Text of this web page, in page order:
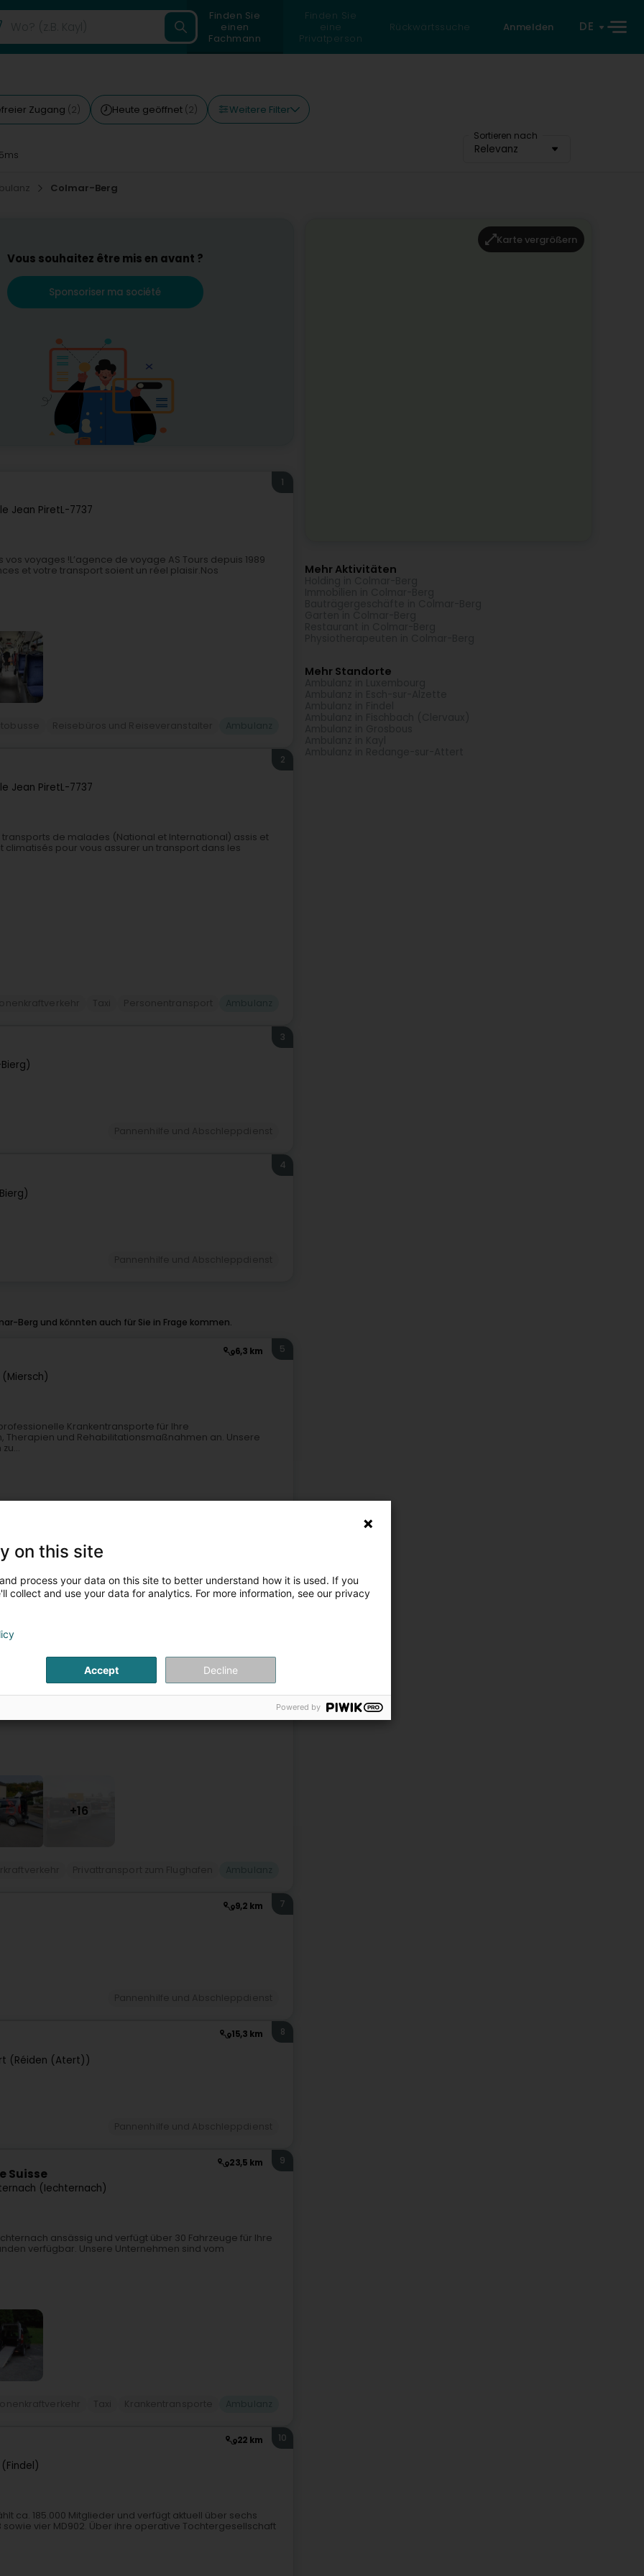
Finden Sie
einen
Fachmann
Finden Sie
eine
Privatperson
Rückwärtssuche Anmelden DE
Zugang (2) Heute geöffnet (2) Weitere Filter
Sortieren nach
Relevanz
Colmar-Berg
Vous souhaitez être mis en avant ?
Sponsoriser ma société
Jean PiretL-7737
1
voyages !L’agence de voyage AS Tours depuis 1989
et votre transport soient un réel plaisir.Nos
Jean PiretL-7737
2
de malades (National et International) assis et
climatisés pour vous assurer un transport dans les
3
4
Berg und könnten auch für Sie in Frage kommen.
6,3 km
(Miersch)
5
Krankentransporte für Ihre
Therapien und Rehabilitationsmaßnahmen an. Unsere
und Abschleppdienst Ambulanz Krankentransporte
avons des taxis jusqu'à 8 places. Ambulance
par la Caisse de Maladie pour malades assis et
+16
9,2 km 7
15,3 km
(Réiden (Atert))
8
23,5 km
Suisse
(Iechternach)
9
ansässig und verfügt über 30 Fahrzeuge für Ihre
verfügbar. Unsere Unternehmen sind vom
22 km 10
ca. 185.000 Mitglieder und verfügt aktuell über sechs
sowie vier MD902. Über ihre operative Tochtergesellschaft
Karte vergrößern
Mehr Aktivitäten
Mehr Standorte
on this site
process your data on this site to better understand how it is used. If you
collect and use your data for analytics. For more information, see our privacy
Accept Decline
Powered by